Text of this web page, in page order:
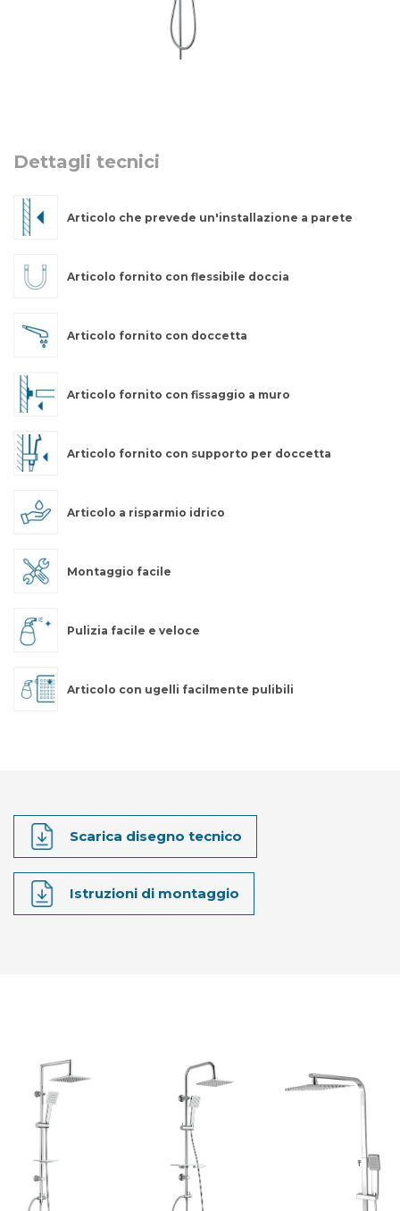
Dettagli tecnici
Articolo che prevede un'installazione a parete
Articolo fornito con flessibile doccia
Articolo fornito con doccetta
Articolo fornito con fissaggio a muro
Articolo fornito con supporto per doccetta
Articolo a risparmio idrico
Montaggio facile
Pulizia facile e veloce
Articolo con ugelli facilmente pulibili
Scarica disegno tecnico
Istruzioni di montaggio